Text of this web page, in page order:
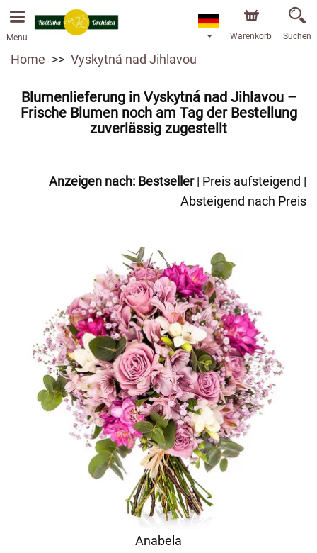
Menu Warenkorb Suchen
Home Vyskytná nad Jihlavou
Blumenlieferung in Vyskytná nad Jihlavou –
Frische Blumen noch am Tag der Bestellung
zuverlässig zugestellt
Anzeigen nach: Bestseller| Preis aufsteigend |
Absteigend nach Preis
Anabela